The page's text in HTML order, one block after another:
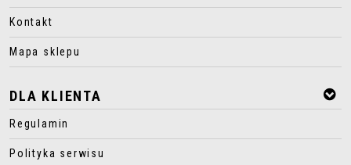
Kontakt
Mapa sklepu
DLA KLIENTA
Regulamin
Polityka serwisu